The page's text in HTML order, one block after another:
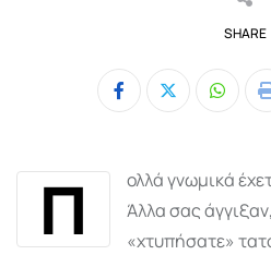
SHARE
Π
ολλά γνωμικά
Άλλα σας
«χτυπήσατε»